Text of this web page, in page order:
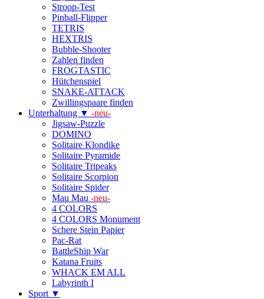
Stroop-Test
Pinball-Flipper
TETRIS
HEXTRIS
Bubble-Shooter
Zahlen finden
FROGTASTIC
Hütchenspiel
SNAKE-ATTACK
Zwillingspaare finden
Unterhaltung ▼ -neu-
Jigsaw-Puzzle
DOMINO
Solitaire Klondike
Solitaire Pyramide
Solitaire Tripeaks
Solitaire Scorpion
Solitaire Spider
Mau Mau -neu-
4 COLORS
4 COLORS Monument
Schere Stein Papier
Pac-Rat
BattleShip War
Katana Fruits
WHACK EM ALL
Labyrinth I
Sport ▼